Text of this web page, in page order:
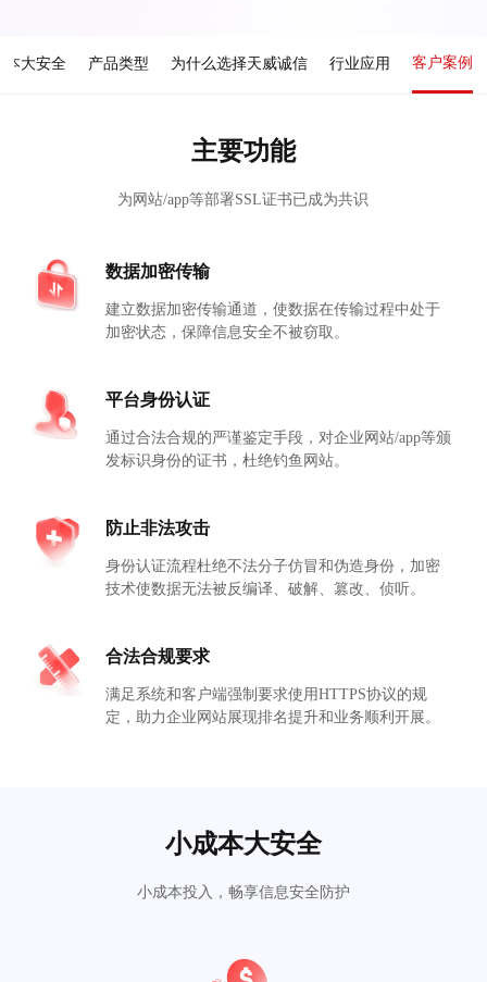
本大安全 产品类型 为什么选择天威诚信 行业应用 客户案例
主要功能
为网站/app等部署SSL证书已成为共识
数据加密传输
建立数据加密传输通道，使数据在传输过程中处于
加密状态，保障信息安全不被窃取。
平台身份认证
通过合法合规的严谨鉴定手段，对企业网站/app等颁
发标识身份的证书，杜绝钓鱼网站。
防止非法攻击
身份认证流程杜绝不法分子仿冒和伪造身份，加密
技术使数据无法被反编译、破解、篡改、侦听。
合法合规要求
满足系统和客户端强制要求使用HTTPS协议的规
定，助力企业网站展现排名提升和业务顺利开展。
小成本大安全
小成本投入，畅享信息安全防护